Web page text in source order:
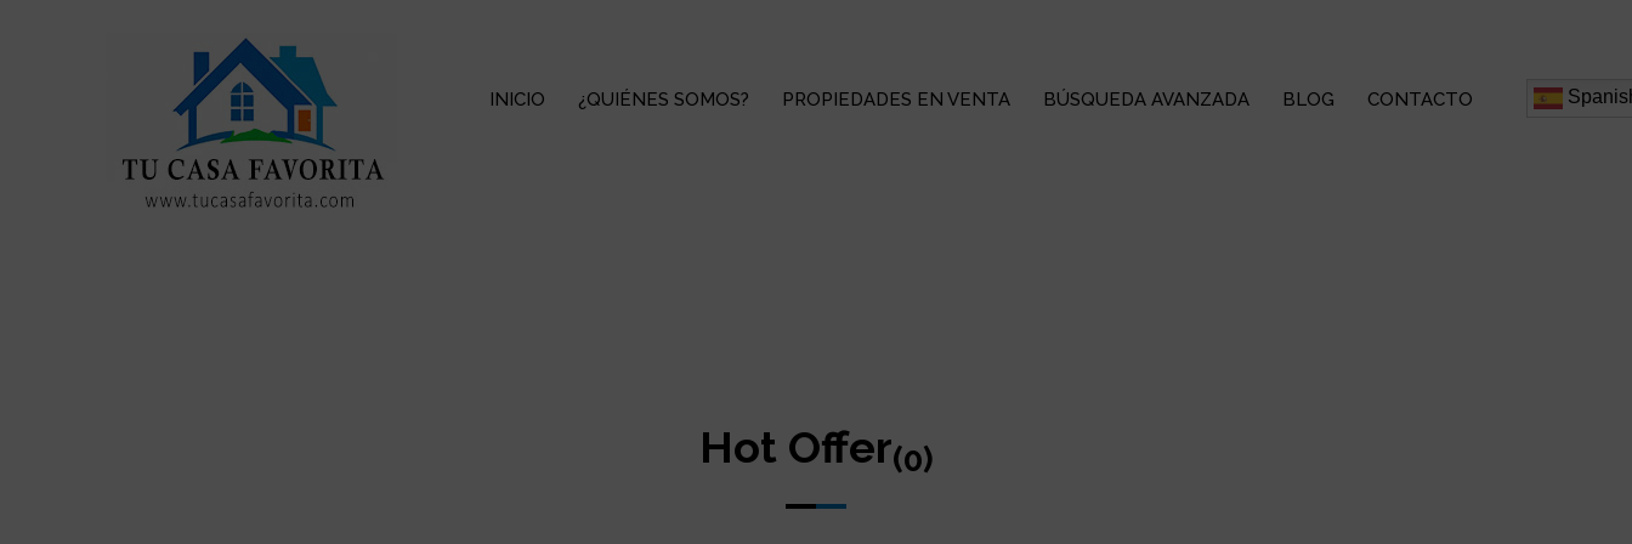
INICIO ¿QUIÉNES SOMOS? PROPIEDADES EN VENTA BÚSQUEDA AVANZADA BLOG CONTACTO
Hot Offer(0)